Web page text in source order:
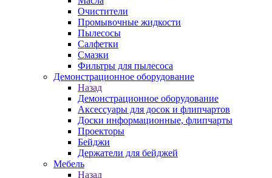
Очистители
Промывочные жидкости
Пылесосы
Салфетки
Смазки
Фильтры для пылесоса
Демонстрационное оборудование
Назад
Демонстрационное оборудование
Аксессуары для досок и флипчартов
Доски информационные, флипчарты
Проекторы
Бейджи
Держатели для бейджей
Мебель
Назад